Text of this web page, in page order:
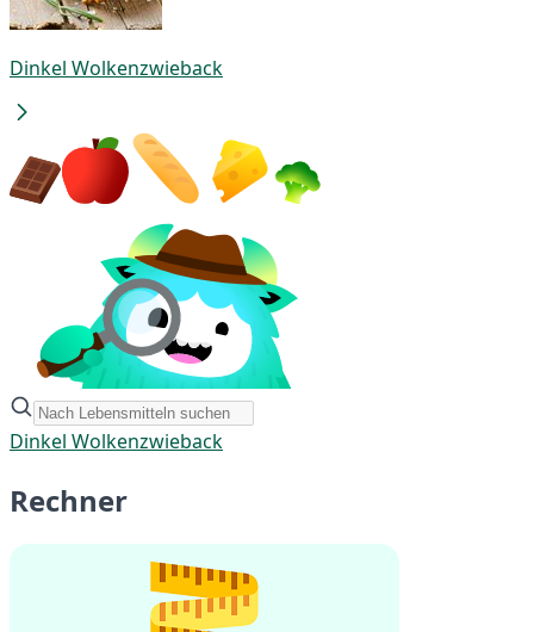
Dinkel Wolkenzwieback
Dinkel Wolkenzwieback
Rechner